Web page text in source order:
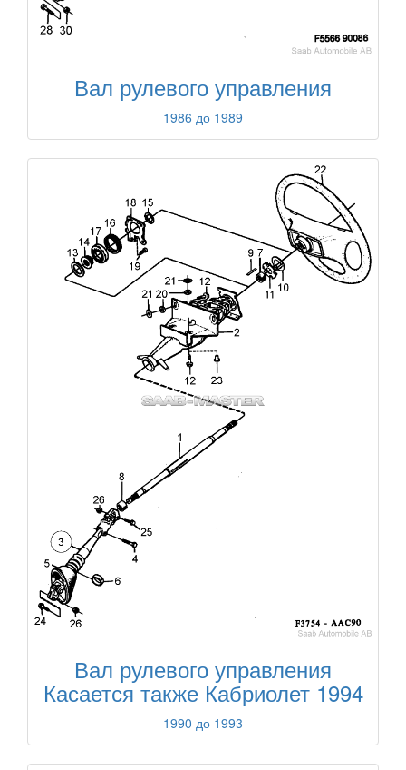
Вал рулевого управления
1986 до 1989
Вал рулевого управления
Касается также Кабриолет 1994
1990 до 1993